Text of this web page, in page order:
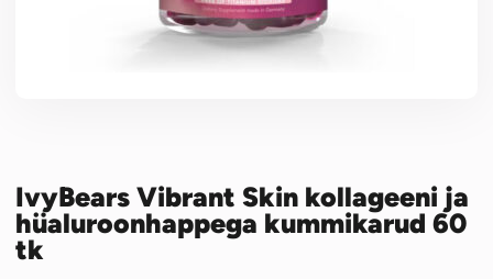
IvyBears Vibrant Skin kollageeni ja
hüaluroonhappega kummikarud 60
tk